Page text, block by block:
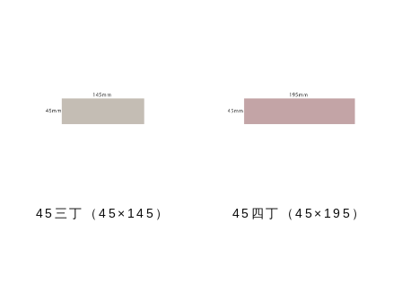
45三丁（45×145） 45四丁（45×195）